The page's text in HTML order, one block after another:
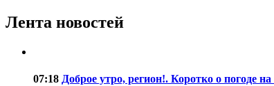
Лента новостей
07:18 Доброе утро, регион!. Коротко о погоде